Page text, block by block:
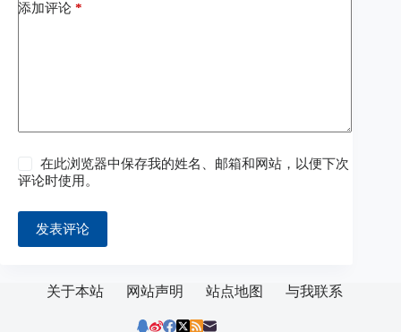
添加评论 *
在此浏览器中保存我的姓名、邮箱和网站，以便下次
评论时使用。
发表评论
关于本站 网站声明 站点地图 与我联系